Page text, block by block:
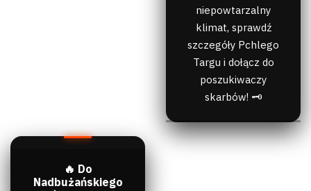
niepowtarzalny
klimat, sprawdź
szczegóły Pchlego
Targu i dołącz do
poszukiwaczy
skarbów! 🗝️
🔥 Do
Nadbużańskiego